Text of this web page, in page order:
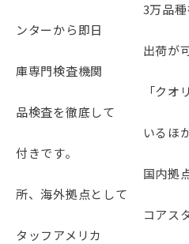
3万品種を在庫し
ンターから即日
出荷が可能。ま
庫専門検査機関
「クオリティラ
品検査を徹底して
いるほか、購入
付きです。
国内拠点はグル
所、海外拠点として
コアスタッフ香
タッフアメリカ